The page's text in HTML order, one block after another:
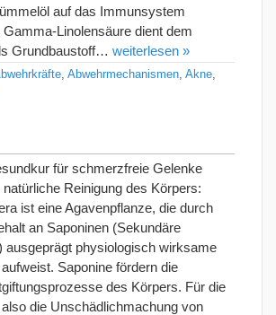
auf das Immunsystem
Linolensäure dient dem
Grundbaustoff… weiterlesen »
Abwehrmechanismen Akne
für schmerzfreie Gelenke
Reinigung des Körpers:
ist eine Agavenpflanze, die durch
an Saponinen (Sekundäre
ausgeprägt physiologisch wirksame
Saponine fördern die
des Körpers. Für die
die Unschädlichmachung von